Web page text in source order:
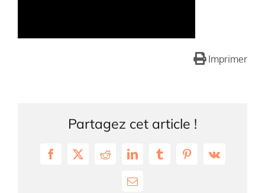
Imprimer
Partagez cet article !
Facebook
X RedditLinkedInTumblrPinterest
Vk
Email